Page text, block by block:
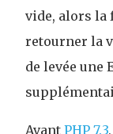
vide, alors la
retourner la
de levée une
Avant PHP 7.3